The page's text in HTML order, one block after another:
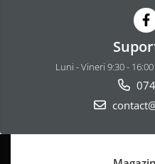
Luni - Vineri 9:30 -